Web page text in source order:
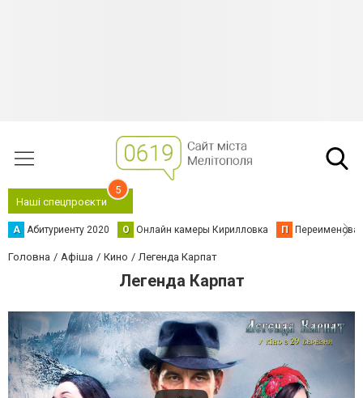
Наші спецпроєкти
5
А Абитуриенту 2020 О Онлайн камеры Кирилловка П
Головна Афіша Кино Легенда Карпат
Легенда Карпат